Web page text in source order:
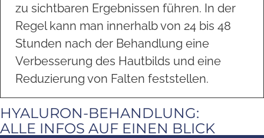
zu sichtbaren Ergebnissen führen. In der
Regel kann man innerhalb von 24 bis 48
Stunden nach der Behandlung eine
Verbesserung des Hautbilds und eine
Reduzierung von Falten feststellen.
HYALURON-BEHANDLUNG:
ALLE INFOS AUF EINEN BLICK